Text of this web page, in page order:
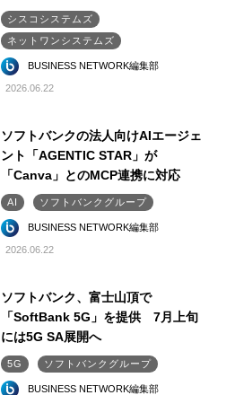
シスコシステムズ
ネットワンシステムズ
BUSINESS NETWORK編集部
2026.06.22
ソフトバンクの法人向けAIエージェ
ント「AGENTIC STAR」が
「Canva」とのMCP連携に対応
AI ソフトバンクグループ
BUSINESS NETWORK編集部
2026.06.22
ソフトバンク、富士山頂で
「SoftBank 5G」を提供 7月上旬
には5G SA展開へ
5G ソフトバンクグループ
BUSINESS NETWORK編集部